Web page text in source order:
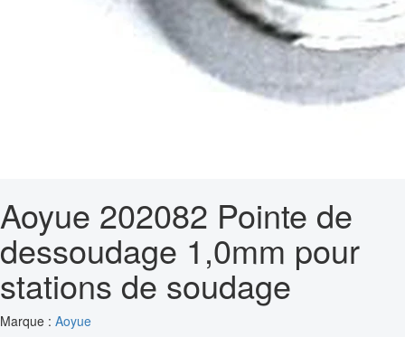
Aoyue 202082 Pointe de
dessoudage 1,0mm pour
stations de soudage
Marque : Aoyue